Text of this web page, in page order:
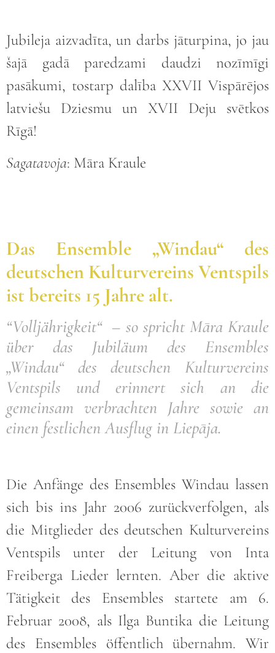
Jubileja aizvadīta, un darbs jāturpina, jo jau
šajā gadā paredzami daudzi nozīmīgi
pasākumi, tostarp dalība XXVII Vispārējos
latviešu Dziesmu un XVII Deju svētkos
Rīgā!
Sagatavoja: Māra Kraule
Das Ensemble „Windau“ des
deutschen Kulturvereins Ventspils
ist bereits 15 Jahre alt.
“Volljährigkeit“ – so spricht Māra Kraule
über das Jubiläum des Ensembles
„Windau“ des deutschen Kulturvereins
Ventspils und erinnert sich an die
gemeinsam verbrachten Jahre sowie an
einen festlichen Ausflug in Liepāja.
Die Anfänge des Ensembles Windau lassen
sich bis ins Jahr 2006 zurückverfolgen, als
die Mitglieder des deutschen Kulturvereins
Ventspils unter der Leitung von Inta
Freiberga Lieder lernten. Aber die aktive
Tätigkeit des Ensembles startete am 6.
Februar 2008, als Ilga Buntika die Leitung
des Ensembles öffentlich übernahm. Wir